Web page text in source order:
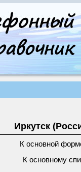
Иркутск
К основной
К основному